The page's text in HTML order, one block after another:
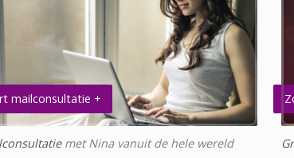
mailconsultatie +
met Nina vanuit de hele wereld